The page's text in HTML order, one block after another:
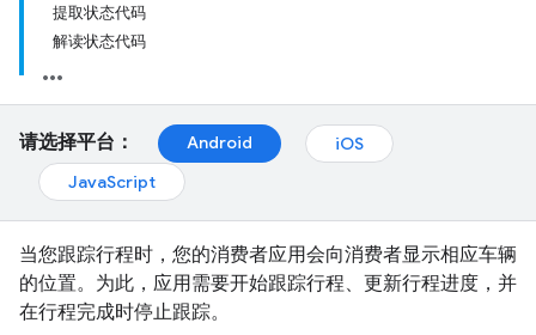
提取状态代码
解读状态代码
请选择平台： Android
iOS
JavaScript
当您跟踪行程时，您的消费者应用会向消费者显示相应车辆
的位置。为此，应用需要开始跟踪行程、更新行程进度，并
在行程完成时停止跟踪。